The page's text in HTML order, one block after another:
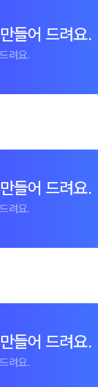
들어 드려요.
려요.
들어 드려요.
려요.
들어 드려요.
려요.